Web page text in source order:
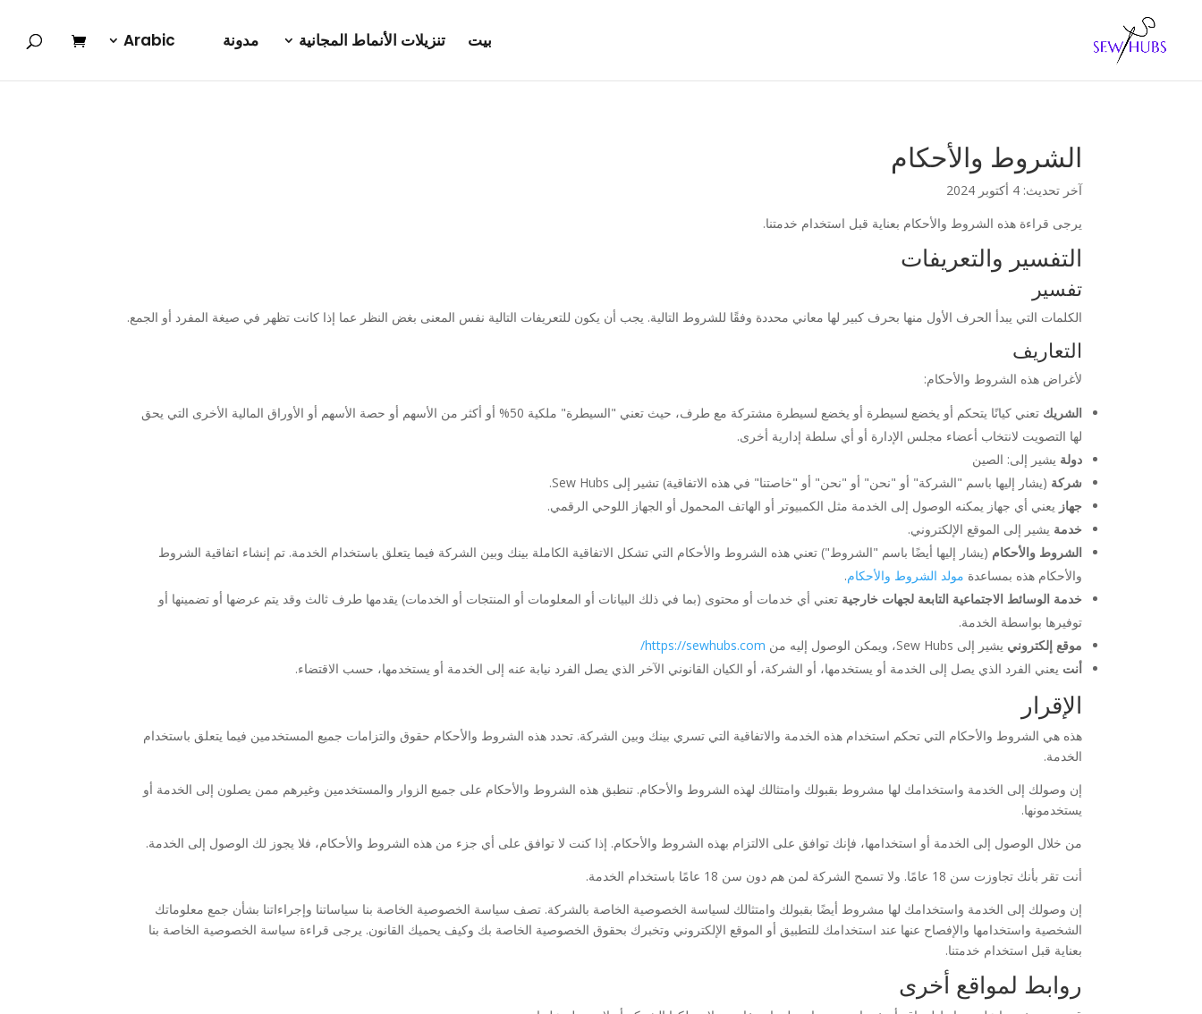
بيت تنزيلات الأنماط المجانية مدونة Arabic
الشروط والأحكام
آخر تحديث: 4 أكتوبر 2024
يرجى قراءة هذه الشروط والأحكام بعناية قبل استخدام خدمتنا.
التفسير والتعريفات
تفسير
الكلمات التي يبدأ الحرف الأول منها بحرف كبير لها معاني محددة وفقًا للشروط التالية. يجب أن يكون للتعريفات التالية نفس المعنى بغض النظر عما إذا كانت تظهر في صيغة المفرد أو الجمع.
التعاريف
لأغراض هذه الشروط والأحكام:
الشريك
تعني كيانًا يتحكم أو يخضع لسيطرة أو يخضع لسيطرة مشتركة مع طرف، حيث تعني "السيطرة" ملكية 50% أو أكثر من الأسهم أو حصة الأسهم أو الأوراق المالية الأخرى التي يحق
لها التصويت لانتخاب أعضاء مجلس الإدارة أو أي سلطة إدارية أخرى.
دولة يشير إلى: الصين
شركة (يشار إليها باسم "الشركة" أو "نحن" أو "نحن" أو "خاصتنا" في هذه الاتفاقية) تشير إلى Sew Hubs.
جهاز يعني أي جهاز يمكنه الوصول إلى الخدمة مثل الكمبيوتر أو الهاتف المحمول أو الجهاز اللوحي الرقمي.
خدمة يشير إلى الموقع الإلكتروني.
الشروط والأحكام (يشار إليها أيضًا باسم "الشروط") تعني هذه الشروط والأحكام التي تشكل الاتفاقية الكاملة بينك وبين الشركة فيما يتعلق باستخدام الخدمة. تم إنشاء اتفاقية الشروط
والأحكام هذه بمساعدة مولد الشروط والأحكام.
خدمة الوسائط الاجتماعية التابعة لجهات خارجية تعني أي خدمات أو محتوى (بما في ذلك البيانات أو المعلومات أو المنتجات أو الخدمات) يقدمها طرف ثالث وقد يتم عرضها أو تضمينها أو
توفيرها بواسطة الخدمة.
موقع إلكتروني يشير إلى Sew Hubs، ويمكن الوصول إليه من
https://sewhubs.com/
أنت يعني الفرد الذي يصل إلى الخدمة أو يستخدمها، أو الشركة، أو الكيان القانوني الآخر الذي يصل الفرد نيابة عنه إلى الخدمة أو يستخدمها، حسب الاقتضاء.
الإقرار
هذه هي الشروط والأحكام التي تحكم استخدام هذه الخدمة والاتفاقية التي تسري بينك وبين الشركة. تحدد هذه الشروط والأحكام حقوق والتزامات جميع المستخدمين فيما يتعلق باستخدام
الخدمة.
إن وصولك إلى الخدمة واستخدامك لها مشروط بقبولك وامتثالك لهذه الشروط والأحكام. تنطبق هذه الشروط والأحكام على جميع الزوار والمستخدمين وغيرهم ممن يصلون إلى الخدمة أو
يستخدمونها.
من خلال الوصول إلى الخدمة أو استخدامها، فإنك توافق على الالتزام بهذه الشروط والأحكام. إذا كنت لا توافق على أي جزء من هذه الشروط والأحكام، فلا يجوز لك الوصول إلى الخدمة.
أنت تقر بأنك تجاوزت سن 18 عامًا. ولا تسمح الشركة لمن هم دون سن 18 عامًا باستخدام الخدمة.
إن وصولك إلى الخدمة واستخدامك لها مشروط أيضًا بقبولك وامتثالك لسياسة الخصوصية الخاصة بالشركة. تصف سياسة الخصوصية الخاصة بنا سياساتنا وإجراءاتنا بشأن جمع معلوماتك
الشخصية واستخدامها والإفصاح عنها عند استخدامك للتطبيق أو الموقع الإلكتروني وتخبرك بحقوق الخصوصية الخاصة بك وكيف يحميك القانون. يرجى قراءة سياسة الخصوصية الخاصة بنا
بعناية قبل استخدام خدمتنا.
روابط لمواقع أخرى